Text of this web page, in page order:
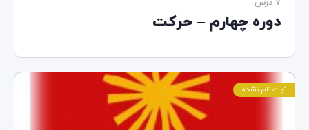
دوره چهارم – حرکت
ثبت نام نشده